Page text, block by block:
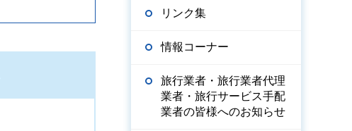
リンク集
情報コーナー
旅行業者・旅行業者代理
業者・旅行サービス手配
業者の皆様へのお知らせ